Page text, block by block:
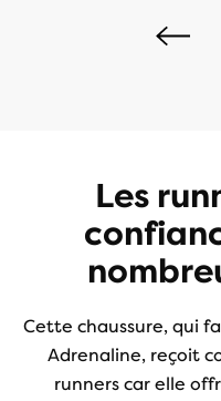
Les
Cette chaussure, qui
Adrenaline, reçoit
runners car elle